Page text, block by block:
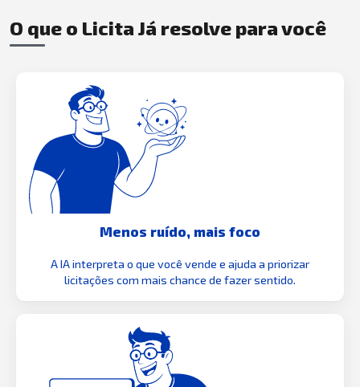
O que o Licita Já resolve para você
Menos ruído, mais foco
A IA interpreta o que você vende e ajuda a priorizar
licitações com mais chance de fazer sentido.